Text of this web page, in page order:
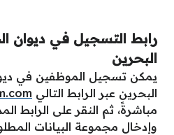
رابط التسجيل في ديوان
البحرين
يمكن تسجيل الموظفين في
البحرين عبر الرابط التالي
مباشرةً، ثم النقر على الرابط
وإدخال مجموعة البيانات